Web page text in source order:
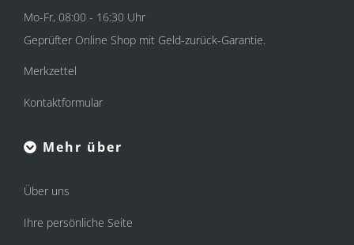
Mo-Fr, 08:00 - 16:30 Uhr
Geprüfter Online Shop mit Geld-zurück-Garantie.
Merkzettel
Kontaktformular
Mehr über
Über uns
Ihre persönliche Seite